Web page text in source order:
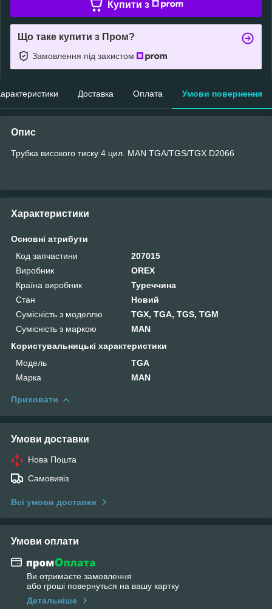
Купити з
Що таке купити з Пром?
Замовлення під захистом
Доставка Оплата Умови повернення
Опис
Трубка високого тиску 4 цил. MAN TGA/TGS/TGX D2066
Характеристики
Основні атрибути
Код запчастини
207015
Виробник
OREX
Країна виробник
Туреччина
Стан
Новий
Сумісність з моделлю
TGX, TGA, TGS, TGM
Сумісність з маркою
MAN
Користувальницькі характеристики
Мoдель
TGA
Марка
MAN
Приховати
Умови доставки
Нова Пошта
Самовивіз
Всі умови доставки
Умови оплати
Ви отримаєте замовлення
або гроші повернуться на вашу картку
Детальніше